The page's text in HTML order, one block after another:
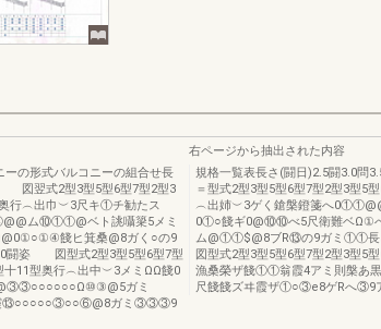
の形式バルコニーの組合せ長
翌式2型3型5型6型7型2型3
行︵出巾︶3尺キ①チ勧たス
ム⑩①①@ベト誂囁簗5メミ
餞ヒ箕桑@8ガく○の9
闘姿 図型式2型3型5型6型7型
十11型奥行︵出中︶3メミΩΩ餞0
ガミ
⑬○○○○○③○○⑥@8ガミ③③③9
右ページから抽出された内容
規格一覧表長さ(闘日)2.5闘3.0
＝型式2型3型5型6型7型2型3型5
︵出姉︶3ゲく鎗槃鐙箋へ
0①○餞ギ0@⑩⑩べ5尺衛難ベΩ①
ム@①①$@8ブR⑬の9ガミ①①
図型式2型3型5型6型7型2型3型5
漁桑榮ザ餞①①翁霞4アミ則槃
尺餞餞ズヰ霞ザ①○③e8ゲRへ③9